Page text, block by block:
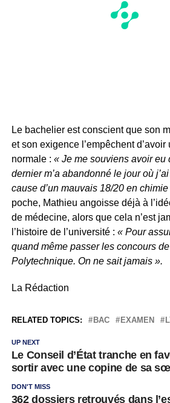
Le bachelier est conscient que son
et son exigence l’empêchent
normale : « Je me souviens avoir eu
dernier m’a abandonné le jour où
cause d’un mauvais 18/20 en chimie
poche, Mathieu angoisse déjà à
de médecine, alors que cela n’est
l’histoire de l’université : « Pour
quand même passer les concours
Polytechnique. On ne sait jamais ».
La Rédaction
RELATED TOPICS: BAC EXAMEN
UP NEXT
Le Conseil d’État tranche en
sortir avec une copine de sa
DON'T MISS
362 dossiers retrouvés dans